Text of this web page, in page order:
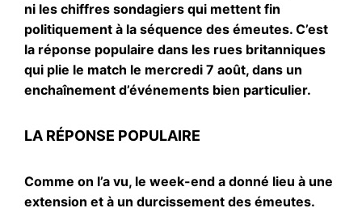
ni les chiffres sondagiers qui mettent fin
politiquement à la séquence des émeutes. C’est
la réponse populaire dans les rues britanniques
qui plie le match le mercredi 7 août, dans un
enchaînement d’événements bien particulier.
LA RÉPONSE POPULAIRE
Comme on l’a vu, le week-end a donné lieu à une
extension et à un durcissement des émeutes.